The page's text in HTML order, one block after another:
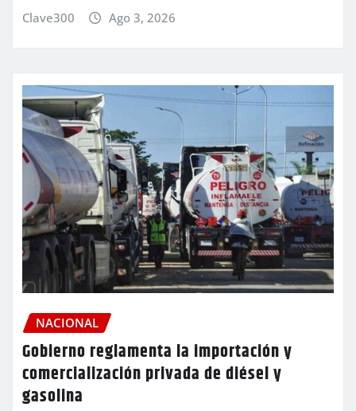
Clave300 Ago 3, 2026
NACIONAL
Gobierno reglamenta la importación y
comercialización privada de diésel y
gasolina